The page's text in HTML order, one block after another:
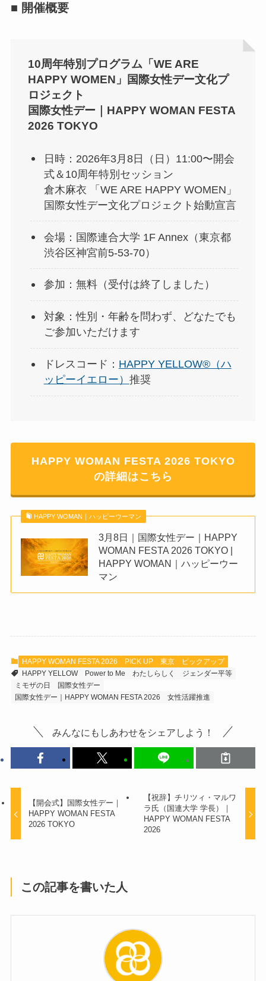
■ 開催概要
10周年特別プログラム「WE ARE
HAPPY WOMEN」国際女性デー文化プ
ロジェクト
国際女性デー｜HAPPY WOMAN FESTA
2026 TOKYO
日時：2026年3月8日（日）11:00〜開会
式＆10周年特別セッション
倉木麻衣 「WE ARE HAPPY WOMEN」
国際女性デー文化プロジェクト始動宣言
会場：国際連合大学 1F Annex（東京都
渋谷区神宮前5-53-70）
参加：無料（受付は終了しました）
対象：性別・年齢を問わず、どなたでも
ご参加いただけます
ドレスコード： HAPPY YELLOW®︎（ハ
ッピーイエロー） 推奨
HAPPY WOMAN FESTA 2026 TOKYO
の詳細はこちら
HAPPY WOMAN｜ハッピーウーマン
3月8日｜国際女性デー｜HAPPY
WOMAN FESTA 2026 TOKYO |
HAPPY WOMAN｜ハッピーウー
マン
HAPPY WOMAN FESTA 2026 PICK UP 東京
ピックアップ
HAPPY YELLOW
Power to Me わたしらしく
ジェンダー平等
ミモザの日
国際女性デー
国際女性デー｜HAPPY WOMAN FESTA 2026
女性活躍推進
みんなにもしあわせをシェアしよう！
【開会式】国際女性デー｜
HAPPY WOMAN FESTA
2026 TOKYO
【祝辞】チリツィ・マルワ
ラ氏（国連大学 学長）｜
HAPPY WOMAN FESTA
2026
この記事を書いた人